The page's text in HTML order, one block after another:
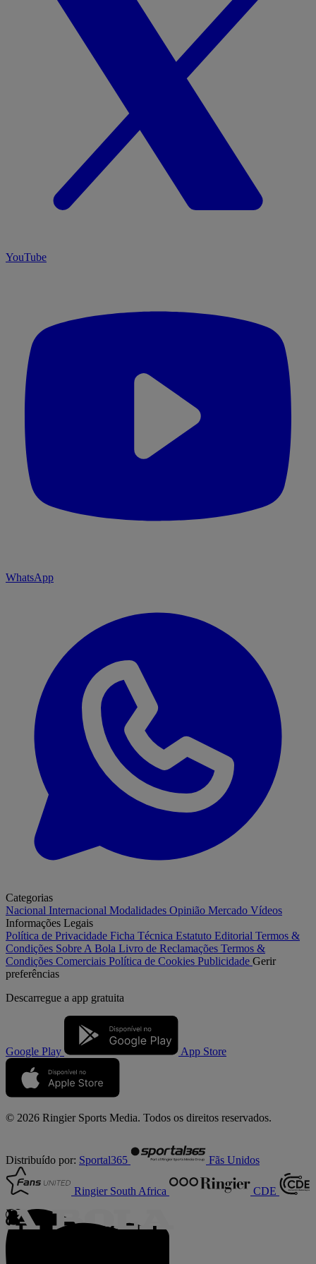
YouTube
WhatsApp
Categorias
Nacional Internacional Modalidades Opinião Mercado Vídeos
Informações Legais
Política de Privacidade Ficha Técnica Estatuto Editorial Termos &
Condições Sobre A Bola Livro de Reclamações Termos &
Condições Comerciais Política de Cookies Publicidade Gerir
preferências
Descarregue a app gratuita
Google Play App Store
© 2026 Ringier Sports Media. Todos os direitos reservados.
Distribuído por: Sportal365 Fãs Unidos
Ringier South Africa CDE